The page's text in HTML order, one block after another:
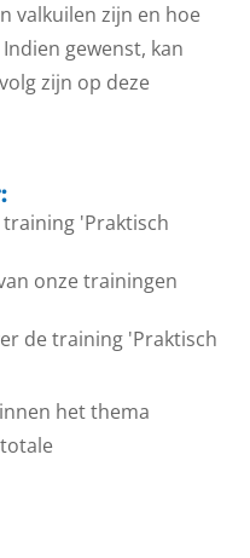
valkuilen zijn en hoe
gewenst, kan
zijn op deze
'Praktisch
onze trainingen
de training 'Praktisch
het thema